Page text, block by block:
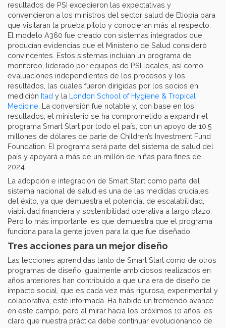
resultados de PSI excedieron las expectativas y
convencieron a los ministros del sector salud de Etiopía para
que visitaran la prueba piloto y conocieran más al respecto.
El modelo A360 fue creado con sistemas integrados que
producían evidencias que el Ministerio de Salud consideró
convincentes. Estos sistemas incluían un programa de
monitoreo, liderado por equipos de PSI locales, así como
evaluaciones independientes de los procesos y los
resultados, las cuales fueron dirigidas por los socios en
medición Itad y la London School of Hygiene & Tropical
Medicine . La conversión fue notable y, con base en los
resultados, el ministerio se ha comprometido a expandir el
programa Smart Start por todo el país, con un apoyo de 10.5
millones de dólares de parte de Children’s Investment Fund
Foundation. El programa será parte del sistema de salud del
país y apoyará a más de un millón de niñas para fines de
2024.
La adopción e integración de Smart Start como parte del
sistema nacional de salud es una de las medidas cruciales
del éxito, ya que demuestra el potencial de escalabilidad,
viabilidad financiera y sostenibilidad operativa a largo plazo.
Pero lo más importante, es que demuestra que el programa
funciona para la gente joven para la que fue diseñado.
Tres acciones para un mejor diseño
Las lecciones aprendidas tanto de Smart Start como de otros
programas de diseño igualmente ambiciosos realizados en
años anteriores han contribuido a que una era de diseño de
impacto social, que es cada vez más rigurosa, experimental y
colaborativa, esté informada. Ha habido un tremendo avance
en este campo, pero al mirar hacia los próximos 10 años, es
claro que nuestra práctica debe continuar evolucionando de